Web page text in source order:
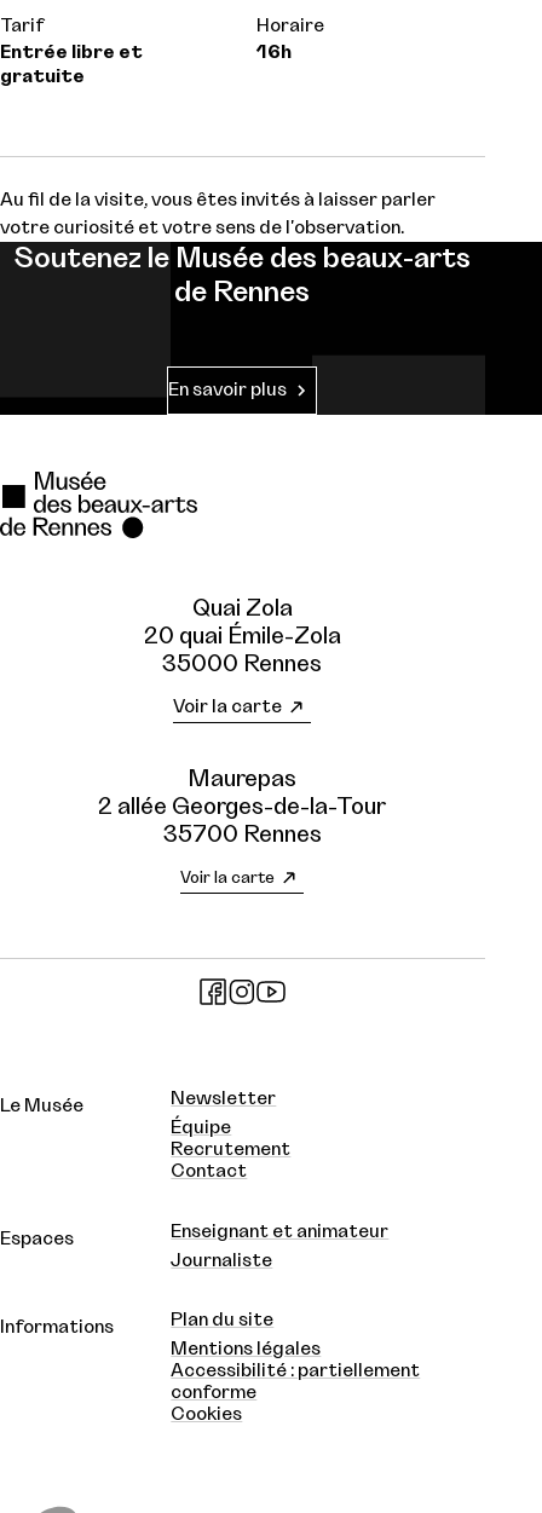
Tarif
Entrée libre et
gratuite
Horaire
16h
Au fil de la visite, vous êtes invités à laisser parler
votre curiosité et votre sens de l'observation.
Soutenez le Musée des beaux-arts
de Rennes
En savoir plus
Quai Zola
20 quai Émile-Zola
35000 Rennes
Voir la carte
Maurepas
2 allée Georges-de-la-Tour
35700 Rennes
Voir la carte
Le Musée
Newsletter
Équipe
Recrutement
Contact
Espaces
Enseignant et animateur
Journaliste
Informations
Plan du site
Mentions légales
Accessibilité : partiellement
conforme
Cookies